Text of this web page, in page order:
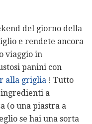
del giorno della
e rendete ancora
viaggio in
panini con
alla griglia ! Tutto
ingredienti a
(o una piastra a
se hai una sorta